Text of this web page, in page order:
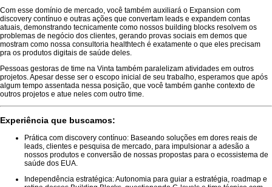
Com esse domínio de mercado, você também auxiliará o Expansion com
discovery contínuo e outras ações que convertam leads e expandem contas
atuais, demonstrando tecnicamente como nossos building blocks resolvem os
problemas de negócio dos clientes, gerando provas sociais em demos que
mostram como nossa consultoria healthtech é exatamente o que eles precisam
pra os produtos digitais de saúde deles.
Pessoas gestoras de time na Vinta também paralelizam atividades em outros
projetos. Apesar desse ser o escopo inicial de seu trabalho, esperamos que após
algum tempo assentada nessa posição, que você também ganhe contexto de
outros projetos e atue neles com outro time.
Experiência que buscamos:
Prática com discovery contínuo: Baseando soluções em dores reais de
leads, clientes e pesquisa de mercado, para impulsionar a adesão a
nossos produtos e conversão de nossas propostas para o ecossistema de
saúde dos EUA.
Independência estratégica: Autonomia para guiar a estratégia, roadmap e